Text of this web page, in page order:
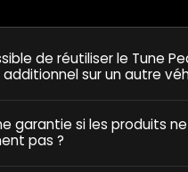
de réutiliser le Tune
sur un autre
garantie si les produits
pas ?